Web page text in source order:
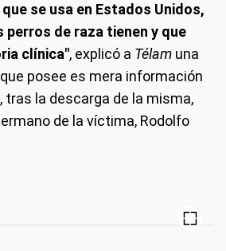
se usa en Estados Unidos,
de raza tienen y que
clínica", explicó a Télam una
posee es mera información
tras la descarga de la misma,
de la víctima, Rodolfo